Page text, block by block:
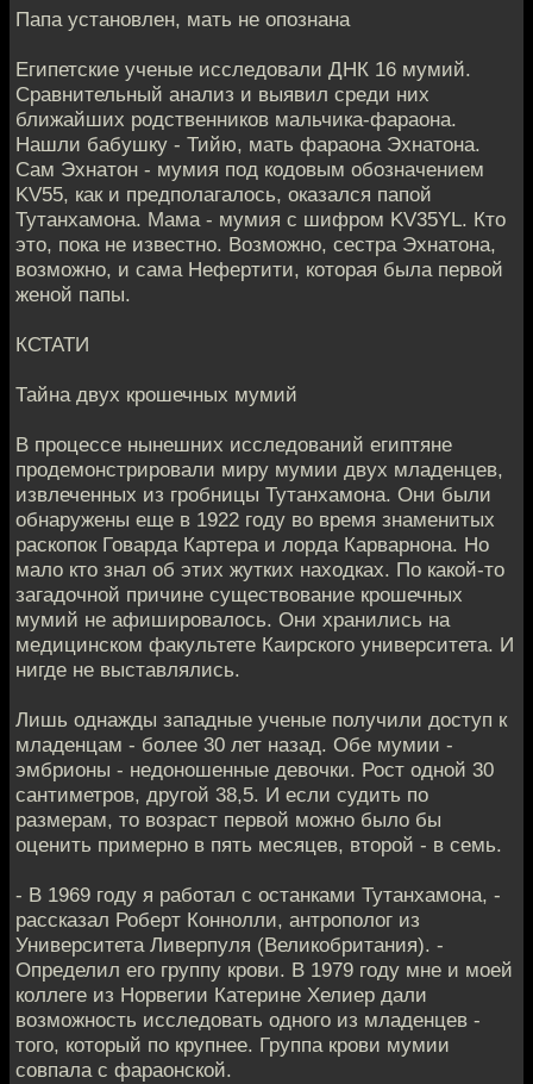
Папа установлен, мать не опознана
Египетские ученые исследовали ДНК 16 мумий.
Сравнительный анализ и выявил среди них
ближайших родственников мальчика-фараона.
Нашли бабушку - Тийю, мать фараона Эхнатона.
Сам Эхнатон - мумия под кодовым обозначением
KV55, как и предполагалось, оказался папой
Тутанхамона. Мама - мумия с шифром KV35YL. Кто
это, пока не известно. Возможно, сестра Эхнатона,
возможно, и сама Нефертити, которая была первой
женой папы.
КСТАТИ
Тайна двух крошечных мумий
В процессе нынешних исследований египтяне
продемонстрировали миру мумии двух младенцев,
извлеченных из гробницы Тутанхамона. Они были
обнаружены еще в 1922 году во время знаменитых
раскопок Говарда Картера и лорда Карварнона. Но
мало кто знал об этих жутких находках. По какой-то
загадочной причине существование крошечных
мумий не афишировалось. Они хранились на
медицинском факультете Каирского университета. И
нигде не выставлялись.
Лишь однажды западные ученые получили доступ к
младенцам - более 30 лет назад. Обе мумии -
эмбрионы - недоношенные девочки. Рост одной 30
сантиметров, другой 38,5. И если судить по
размерам, то возраст первой можно было бы
оценить примерно в пять месяцев, второй - в семь.
- В 1969 году я работал с останками Тутанхамона, -
рассказал Роберт Коннолли, антрополог из
Университета Ливерпуля (Великобритания). -
Определил его группу крови. В 1979 году мне и моей
коллеге из Норвегии Катерине Хелиер дали
возможность исследовать одного из младенцев -
того, который по крупнее. Группа крови мумии
совпала с фараонской.